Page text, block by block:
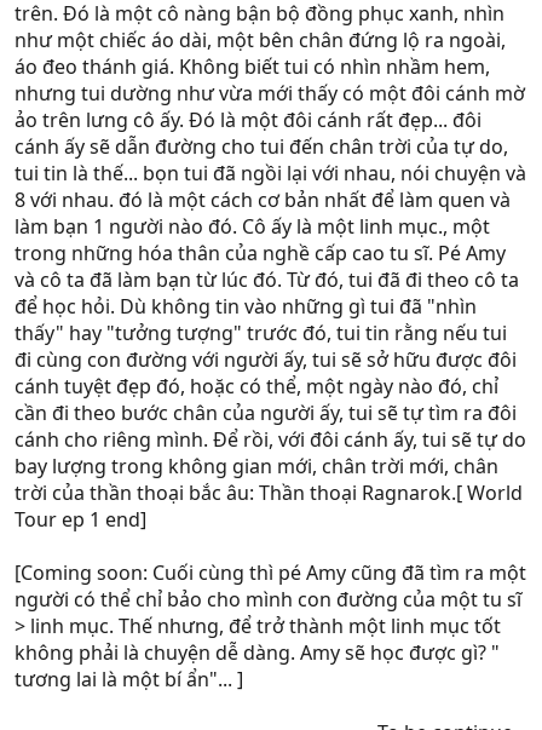
trên. Đó là một cô nàng bận bộ đồng phục xanh, nhìn
như một chiếc áo dài, một bên chân đứng lộ ra ngoài,
áo đeo thánh giá. Không biết tui có nhìn nhầm hem,
nhưng tui dường như vừa mới thấy có một đôi cánh mờ
ảo trên lưng cô ấy. Đó là một đôi cánh rất đẹp... đôi
cánh ấy sẽ dẫn đường cho tui đến chân trời của tự do,
tui tin là thế... bọn tui đã ngồi lại với nhau, nói chuyện và
8 với nhau. đó là một cách cơ bản nhất để làm quen và
làm bạn 1 người nào đó. Cô ấy là một linh mục., một
trong những hóa thân của nghề cấp cao tu sĩ. Pé Amy
và cô ta đã làm bạn từ lúc đó. Từ đó, tui đã đi theo cô ta
để học hỏi. Dù không tin vào những gì tui đã "nhìn
thấy" hay "tưởng tượng" trước đó, tui tin rằng nếu tui
đi cùng con đường với người ấy, tui sẽ sở hữu được đôi
cánh tuyệt đẹp đó, hoặc có thể, một ngày nào đó, chỉ
cần đi theo bước chân của người ấy, tui sẽ tự tìm ra đôi
cánh cho riêng mình. Để rồi, với đôi cánh ấy, tui sẽ tự do
bay lượng trong không gian mới, chân trời mới, chân
trời của thần thoại bắc âu: Thần thoại Ragnarok.[ World
Tour ep 1 end]
[Coming soon: Cuối cùng thì pé Amy cũng đã tìm ra một
người có thể chỉ bảo cho mình con đường của một tu sĩ
> linh mục. Thế nhưng, để trở thành một linh mục tốt
không phải là chuyện dễ dàng. Amy sẽ học được gì? "
tương lai là một bí ẩn"... ]